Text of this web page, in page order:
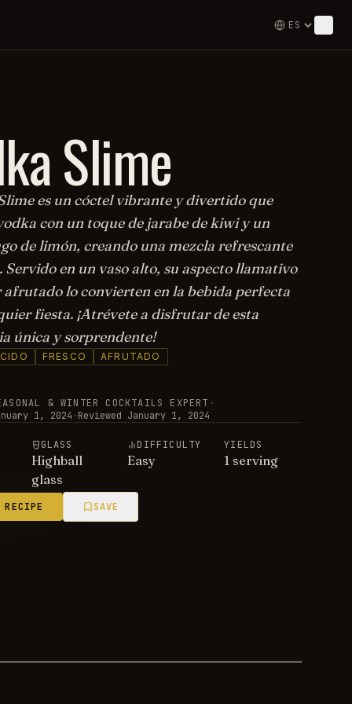
Slime
es un cóctel vibrante y divertido que
con un toque de jarabe de kiwi y un
de limón, creando una mezcla refrescante
Servido en un vaso alto, su aspecto llamativo
afrutado lo convierten en la bebida perfecta
fiesta. ¡Atrévete a disfrutar de esta
única y sorprendente!
FRESCO AFRUTADO
& WINTER COCKTAILS EXPERT ·
1, 2024 ·Reviewed January 1, 2024
GLASS
Highball
glass
DIFFICULTY
Easy
YIELDS
1 serving
SAVE